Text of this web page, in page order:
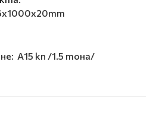
A15 kn /1.5 тона/